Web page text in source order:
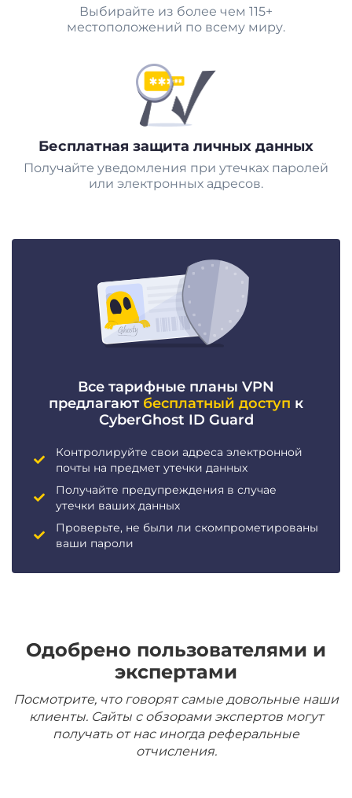
Выбирайте из более чем 115+
местоположений по всему миру.
Бесплатная защита личных данных
Получайте уведомления при утечках паролей
или электронных адресов.
Все тарифные планы VPN
предлагают бесплатный доступ к
CyberGhost ID Guard
Контролируйте свои адреса электронной
почты на предмет утечки данных
Получайте предупреждения в случае
утечки ваших данных
Проверьте, не были ли скомпрометированы
ваши пароли
Одобрено пользователями и
экспертами
Посмотрите, что говорят самые довольные наши
клиенты. Сайты с обзорами экспертов могут
получать от нас иногда реферальные
отчисления.